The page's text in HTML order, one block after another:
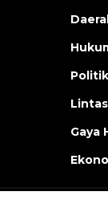
Politik
Gaya